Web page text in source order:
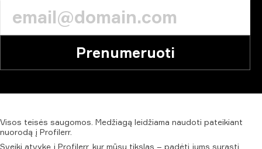
Prenumeruoti
Visos teisės saugomos. Medžiagą leidžiama naudoti pateikiant
nuorodą į Profilerr.
Sveiki atvykę į Profilerr, kur mūsų tikslas – padėti jums surasti